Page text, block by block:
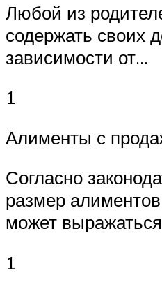
Любой из
содержать своих
зависимости от…
1
Алименты с
Согласно
размер
может
1